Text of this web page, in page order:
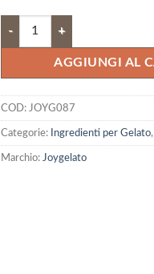
Variegato al caramello quantità
AGGIUNGI AL
COD: JOYG087
Categorie: Ingredienti per Gelato,
Marchio: Joygelato